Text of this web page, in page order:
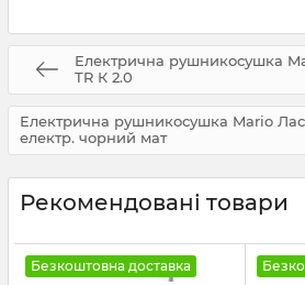
Електрична рушникосушка
TR К 2.0
Електрична рушникосушка Mario
електр. чорний мат
Рекомендовані товари
Безкоштовна доставка